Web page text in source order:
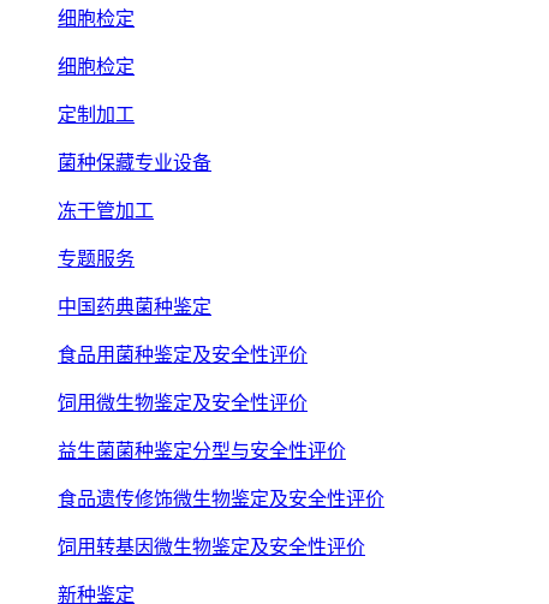
细胞检定
细胞检定
定制加工
菌种保藏专业设备
冻干管加工
专题服务
中国药典菌种鉴定
食品用菌种鉴定及安全性评价
饲用微生物鉴定及安全性评价
益生菌菌种鉴定分型与安全性评价
食品遗传修饰微生物鉴定及安全性评价
饲用转基因微生物鉴定及安全性评价
新种鉴定